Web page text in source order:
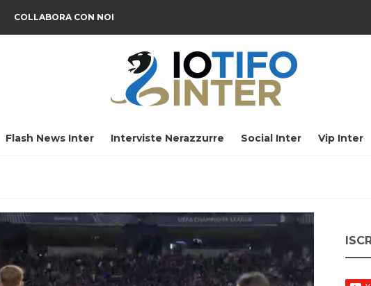
COLLABORA CON NOI
Flash News Inter Interviste Nerazzurre Social Inter Vip Inter